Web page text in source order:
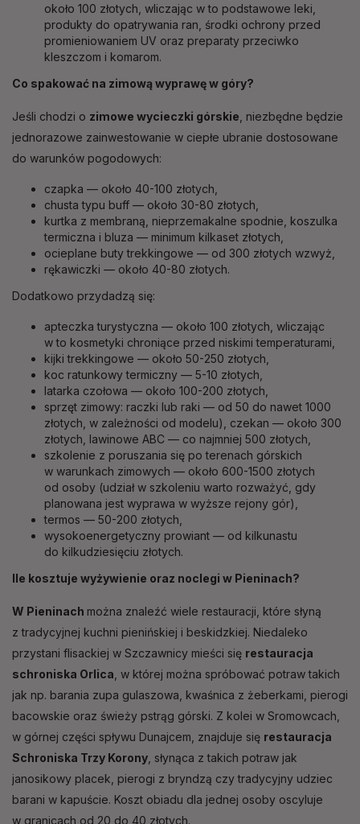
około 100 złotych, wliczając w to podstawowe leki,
produkty do opatrywania ran, środki ochrony przed
promieniowaniem UV oraz preparaty przeciwko
kleszczom i komarom.
Co spakować na zimową wyprawę w góry?
Jeśli chodzi o zimowe wycieczki górskie , niezbędne będzie
jednorazowe zainwestowanie w ciepłe ubranie dostosowane
do warunków pogodowych:
czapka — około 40-100 złotych,
chusta typu buff — około 30-80 złotych,
kurtka z membraną, nieprzemakalne spodnie, koszulka
termiczna i bluza — minimum kilkaset złotych,
ocieplane buty trekkingowe — od 300 złotych wzwyż,
rękawiczki — około 40-80 złotych.
Dodatkowo przydadzą się:
apteczka turystyczna — około 100 złotych, wliczając
w to kosmetyki chroniące przed niskimi temperaturami,
kijki trekkingowe — około 50-250 złotych,
koc ratunkowy termiczny — 5-10 złotych,
latarka czołowa — około 100-200 złotych,
sprzęt zimowy: raczki lub raki — od 50 do nawet 1000
złotych, w zależności od modelu), czekan — około 300
złotych, lawinowe ABC — co najmniej 500 złotych,
szkolenie z poruszania się po terenach górskich
w warunkach zimowych — około 600-1500 złotych
od osoby (udział w szkoleniu warto rozważyć, gdy
planowana jest wyprawa w wyższe rejony gór),
termos — 50-200 złotych,
wysokoenergetyczny prowiant — od kilkunastu
do kilkudziesięciu złotych.
Ile kosztuje wyżywienie oraz noclegi w Pieninach?
W Pieninach można znaleźć wiele restauracji, które słyną
z tradycyjnej kuchni pienińskiej i beskidzkiej. Niedaleko
przystani flisackiej w Szczawnicy mieści się restauracja
schroniska Orlica , w której można spróbować potraw takich
jak np. barania zupa gulaszowa, kwaśnica z żeberkami, pierogi
bacowskie oraz świeży pstrąg górski. Z kolei w Sromowcach,
w górnej części spływu Dunajcem, znajduje się restauracja
Schroniska Trzy Korony , słynąca z takich potraw jak
janosikowy placek, pierogi z bryndzą czy tradycyjny udziec
barani w kapuście. Koszt obiadu dla jednej osoby oscyluje
w granicach od 20 do 40 złotych.